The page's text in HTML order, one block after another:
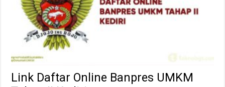
Link Daftar Online Banpres UMKM